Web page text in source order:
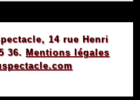
14 rue Henri
36. Mentions légales